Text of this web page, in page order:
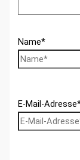
Name*
E-Mail-